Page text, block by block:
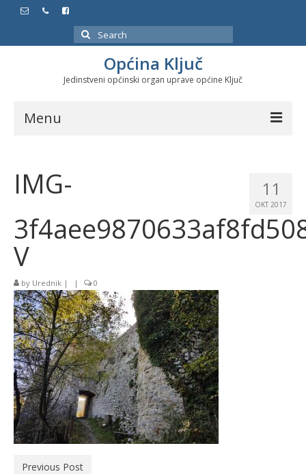
Search
for:
Općina Ključ
Jedinstveni općinski organ uprave općine Ključ
Menu
Službeni glasnici
Značajni datumi i manifestacije
sektoru
11
OKT 2017
IMG-
V
by Urednik | | 0
Previous Post